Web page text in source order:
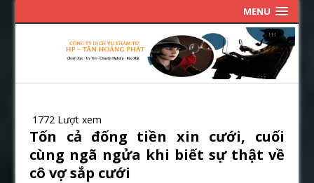
MENU
1772 Lượt xem
Tốn cả đống tiền xin cưới, cuối
cùng ngã ngửa khi biết sự thật về
cô vợ sắp cưới